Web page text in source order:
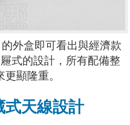
外盒即可看出與經濟款
式的設計，所有配備整
顯隆重。
式天線設計